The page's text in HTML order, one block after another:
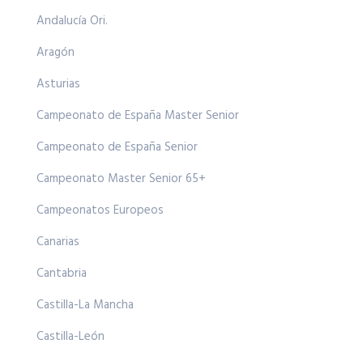
Andalucía Ori.
Aragón
Asturias
Campeonato de España Master Senior
Campeonato de España Senior
Campeonato Master Senior 65+
Campeonatos Europeos
Canarias
Cantabria
Castilla-La Mancha
Castilla-León